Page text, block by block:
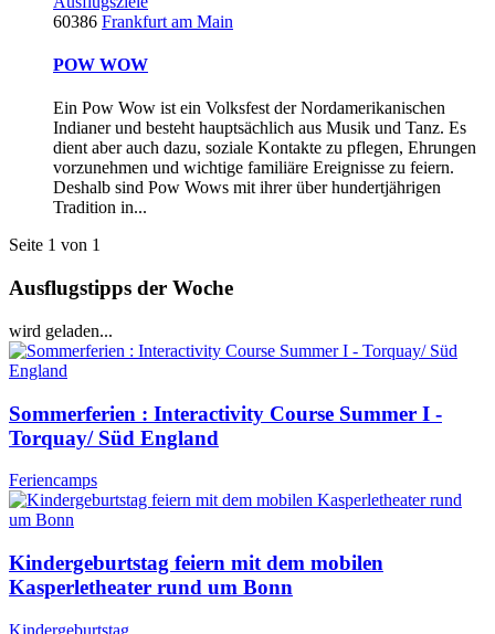
60386 Frankfurt am Main
POW WOW
Ein Pow Wow ist ein Volksfest der Nordamerikanischen
Indianer und besteht hauptsächlich aus Musik und Tanz. Es
dient aber auch dazu, soziale Kontakte zu pflegen, Ehrungen
vorzunehmen und wichtige familiäre Ereignisse zu feiern.
Deshalb sind Pow Wows mit ihrer über hundertjährigen
Tradition in...
Seite 1 von 1
Ausflugstipps der Woche
wird geladen...
Sommerferien : Interactivity Course Summer I -
Torquay/ Süd England
Feriencamps
Kindergeburtstag feiern mit dem mobilen
Kasperletheater rund um Bonn
Kindergeburtstag